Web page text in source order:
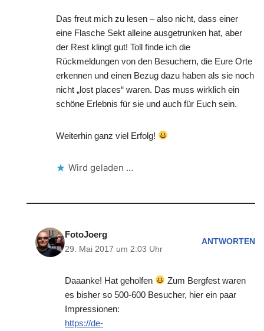
Das freut mich zu lesen – also nicht, dass einer
eine Flasche Sekt alleine ausgetrunken hat, aber
der Rest klingt gut! Toll finde ich die
Rückmeldungen von den Besuchern, die Eure Orte
erkennen und einen Bezug dazu haben als sie noch
nicht „lost places“ waren. Das muss wirklich ein
schöne Erlebnis für sie und auch für Euch sein.
Weiterhin ganz viel Erfolg!
Wird geladen …
FotoJoerg
29. Mai 2017 um 2:03 Uhr
ANTWORTEN
Daaanke! Hat geholfen
Zum Bergfest waren
es bisher so 500-600 Besucher, hier ein paar
Impressionen:
https://de-